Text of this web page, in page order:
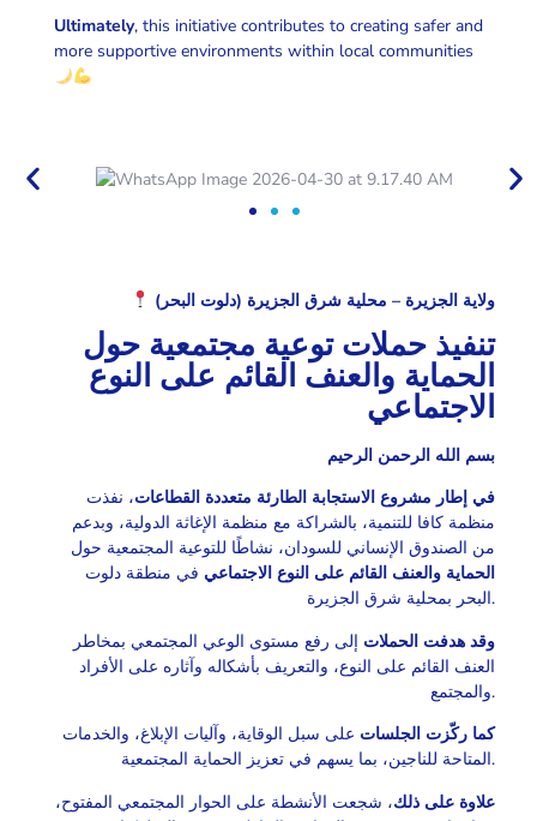
Ultimately, this initiative contributes to creating safer and
more supportive environments within local communities
ولاية الجزيرة – محلية شرق الجزيرة (دلوت البحر)
تنفيذ حملات توعية مجتمعية حول
الحماية والعنف القائم على النوع
الاجتماعي
بسم الله الرحمن الرحيم
في إطار مشروع الاستجابة الطارئة متعددة القطاعات، نفذت
منظمة كافا للتنمية، بالشراكة مع منظمة الإغاثة الدولية، وبدعم
من الصندوق الإنساني للسودان، نشاطًا للتوعية المجتمعية حول
الحماية والعنف القائم على النوع الاجتماعي في منطقة دلوت
البحر بمحلية شرق الجزيرة.
وقد هدفت الحملات إلى رفع مستوى الوعي المجتمعي بمخاطر
العنف القائم على النوع، والتعريف بأشكاله وآثاره على الأفراد
والمجتمع.
كما ركّزت الجلسات على سبل الوقاية، وآليات الإبلاغ، والخدمات
المتاحة للناجين، بما يسهم في تعزيز الحماية المجتمعية.
علاوة على ذلك، شجعت الأنشطة على الحوار المجتمعي المفتوح،